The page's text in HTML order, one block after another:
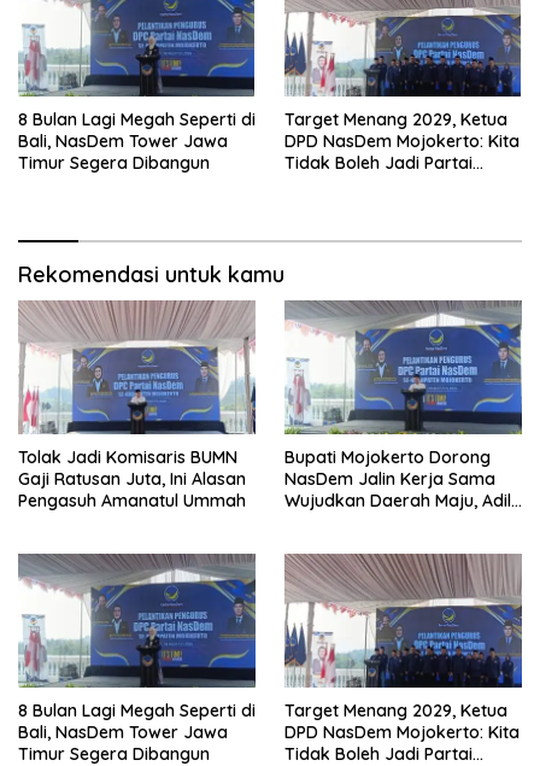
8 Bulan Lagi Megah Seperti di
Bali, NasDem Tower Jawa
Timur Segera Dibangun
Target Menang 2029, Ketua
DPD NasDem Mojokerto: Kita
Tidak Boleh Jadi Partai
Rekomendasi untuk kamu
Tolak Jadi Komisaris BUMN
Gaji Ratusan Juta, Ini Alasan
Pengasuh Amanatul Ummah
Bupati Mojokerto Dorong
NasDem Jalin Kerja Sama
Wujudkan Daerah Maju, Adil,
8 Bulan Lagi Megah Seperti di
Bali, NasDem Tower Jawa
Timur Segera Dibangun
Target Menang 2029, Ketua
DPD NasDem Mojokerto: Kita
Tidak Boleh Jadi Partai